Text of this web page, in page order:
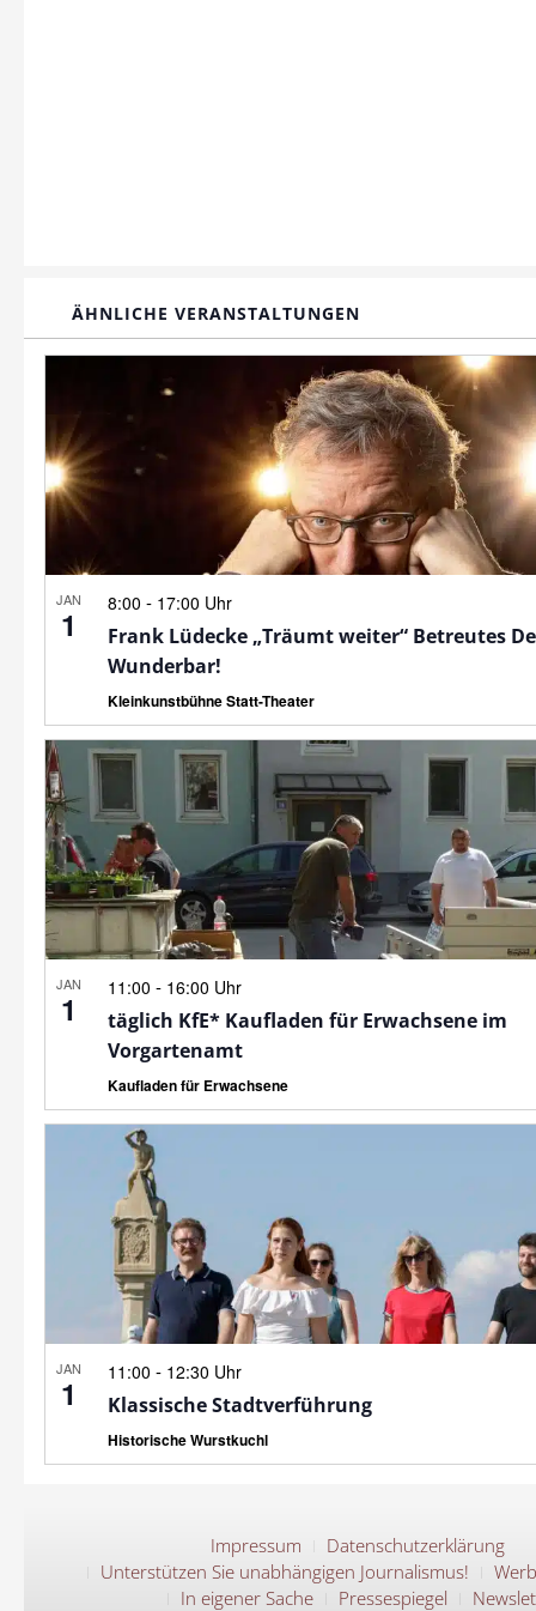
ÄHNLICHE VERANSTALTUNGEN
JAN
1
8:00 - 17:00 Uhr
Frank Lüdecke „Träumt weiter“ Betreutes
Wunderbar!
Kleinkunstbühne Statt-Theater
JAN
1
11:00 - 16:00 Uhr
täglich KfE* Kaufladen für Erwachsene im
Vorgartenamt
Kaufladen für Erwachsene
JAN
1
11:00 - 12:30 Uhr
Klassische Stadtverführung
Historische Wurstkuchl
Impressum
Datenschutzerklärung
Unterstützen Sie unabhängigen Journalismus!
In eigener Sache
Pressespiegel